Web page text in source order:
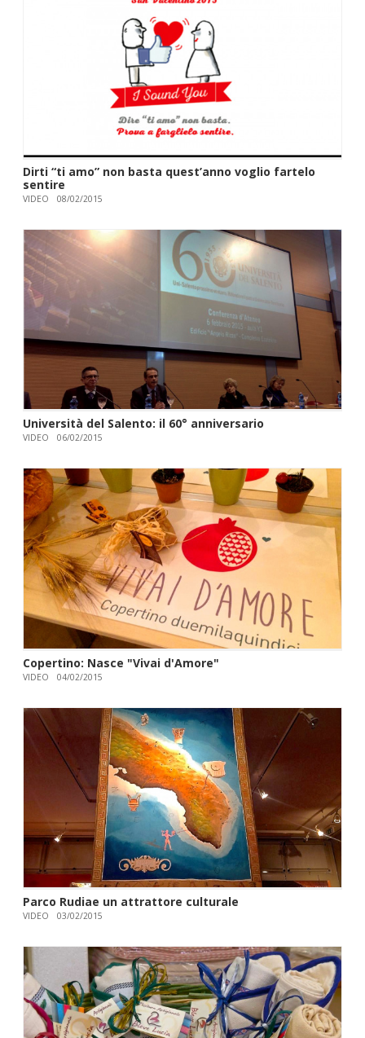
Dirti “ti amo” non basta quest’anno voglio fartelo
sentire
VIDEO 08/02/2015
Università del Salento: il 60° anniversario
VIDEO 06/02/2015
Copertino: Nasce "Vivai d'Amore"
VIDEO 04/02/2015
Parco Rudiae un attrattore culturale
VIDEO 03/02/2015